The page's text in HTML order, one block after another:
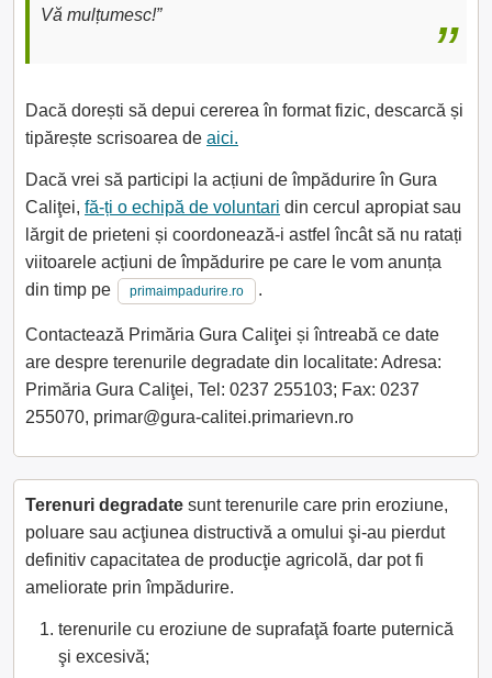
Vă mulțumesc!”
Dacă dorești să depui cererea în format fizic, descarcă și
tipărește scrisoarea de aici.
Dacă vrei să participi la acțiuni de împădurire în Gura
Caliţei, fă-ți o echipă de voluntari din cercul apropiat sau
lărgit de prieteni și coordonează-i astfel încât să nu ratați
viitoarele acțiuni de împădurire pe care le vom anunța
din timp pe
primaimpadurire.ro .
Contactează Primăria Gura Caliţei și întreabă ce date
are despre terenurile degradate din localitate: Adresa:
Primăria Gura Caliţei, Tel: 0237 255103; Fax: 0237
255070, primar@gura-calitei.primarievn.ro
Terenuri degradate sunt terenurile care prin eroziune,
poluare sau acţiunea distructivă a omului şi-au pierdut
definitiv capacitatea de producţie agricolă, dar pot fi
ameliorate prin împădurire.
terenurile cu eroziune de suprafaţă foarte puternică
şi excesivă;